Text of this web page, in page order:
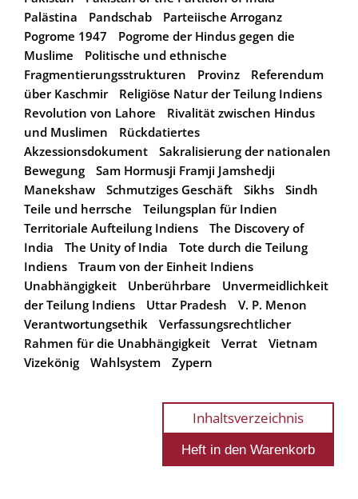
Palästina
Pandschab
Parteiische Arroganz
Pogrome 1947
Pogrome der Hindus gegen die
Muslime
Politische und ethnische
Fragmentierungsstrukturen
Provinz
Referendum
über Kaschmir
Religiöse Natur der Teilung Indiens
Revolution von Lahore
Rivalität zwischen Hindus
und Muslimen
Rückdatiertes
Akzessionsdokument
Sakralisierung der nationalen
Bewegung
Sam Hormusji Framji Jamshedji
Manekshaw
Schmutziges Geschäft Sikhs
Sindh
Teile und herrsche
Teilungsplan für Indien
Territoriale Aufteilung Indiens
The Discovery of
India
The Unity of India
Tote durch die Teilung
Indiens
Traum von der Einheit Indiens
Unabhängigkeit
Unberührbare
Unvermeidlichkeit
der Teilung Indiens
Uttar Pradesh
V. P. Menon
Verantwortungsethik
Verfassungsrechtlicher
Rahmen für die Unabhängigkeit
Verrat
Vietnam
Vizekönig
Wahlsystem Zypern
Inhaltsverzeichnis